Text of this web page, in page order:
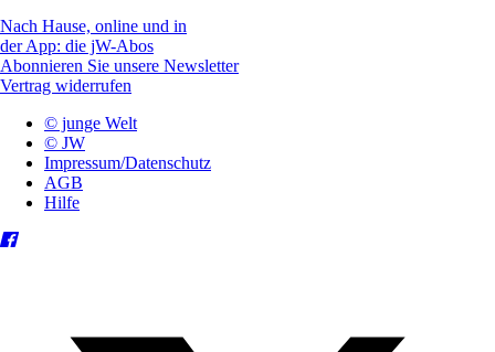
Nach Hause, online und in
der App: die jW-Abos
Abonnieren Sie unsere Newsletter
Vertrag widerrufen
© junge Welt
© JW
Impressum/Datenschutz
AGB
Hilfe